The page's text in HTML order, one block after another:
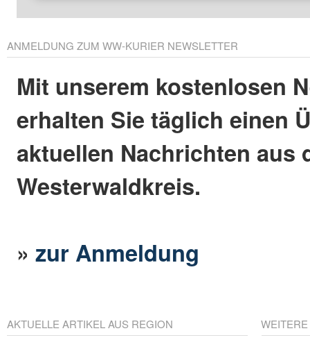
ANMELDUNG ZUM WW-KURIER NEWSLETTER
Mit unserem kostenlosen
erhalten Sie täglich einen
aktuellen Nachrichten aus
Westerwaldkreis.
»zur Anmeldung
AKTUELLE ARTIKEL AUS REGION